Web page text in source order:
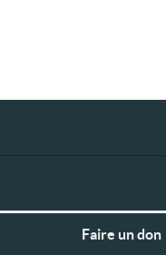
Faire un don